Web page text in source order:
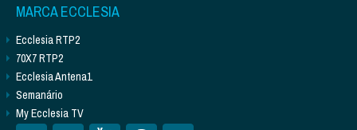
MARCA ECCLESIA
Ecclesia RTP2
70X7 RTP2
Ecclesia Antena1
Semanário
My Ecclesia TV